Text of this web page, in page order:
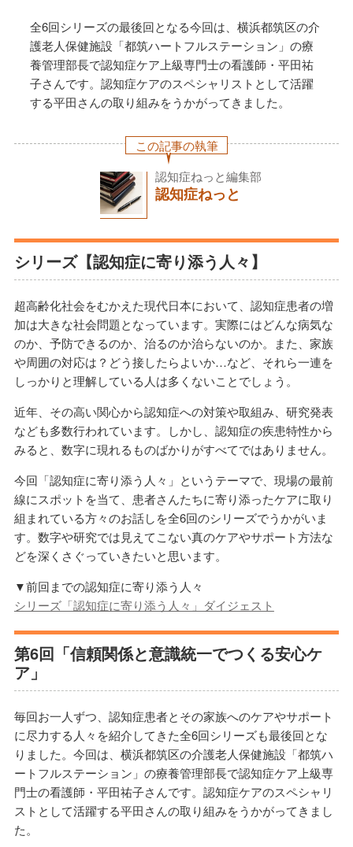
全6回シリーズの最後回となる今回は、横浜都筑区の介
護老人保健施設「都筑ハートフルステーション」の療
養管理部長で認知症ケア上級専門士の看護師・平田祐
子さんです。認知症ケアのスペシャリストとして活躍
する平田さんの取り組みをうかがってきました。
この記事の執筆
認知症ねっと編集部
認知症ねっと
シリーズ【認知症に寄り添う人々】
超高齢化社会をむかえた現代日本において、認知症患者の増
加は大きな社会問題となっています。実際にはどんな病気な
のか、予防できるのか、治るのか治らないのか。また、家族
や周囲の対応は？どう接したらよいか…など、それら一連を
しっかりと理解している人は多くないことでしょう。
近年、その高い関心から認知症への対策や取組み、研究発表
なども多数行われています。しかし、認知症の疾患特性から
みると、数字に現れるものばかりがすべてではありません。
今回「認知症に寄り添う人々」というテーマで、現場の最前
線にスポットを当て、患者さんたちに寄り添ったケアに取り
組まれている方々のお話しを全6回のシリーズでうかがいま
す。数字や研究では見えてこない真のケアやサポート方法な
どを深くさぐっていきたいと思います。
▼前回までの認知症に寄り添う人々
シリーズ「認知症に寄り添う人々」ダイジェスト
第6回「信頼関係と意識統一でつくる安心ケ
ア」
毎回お一人ずつ、認知症患者とその家族へのケアやサポート
に尽力する人々を紹介してきた全6回シリーズも最後回とな
りました。今回は、横浜都筑区の介護老人保健施設「都筑ハ
ートフルステーション」の療養管理部長で認知症ケア上級専
門士の看護師・平田祐子さんです。認知症ケアのスペシャリ
ストとして活躍する平田さんの取り組みをうかがってきまし
た。